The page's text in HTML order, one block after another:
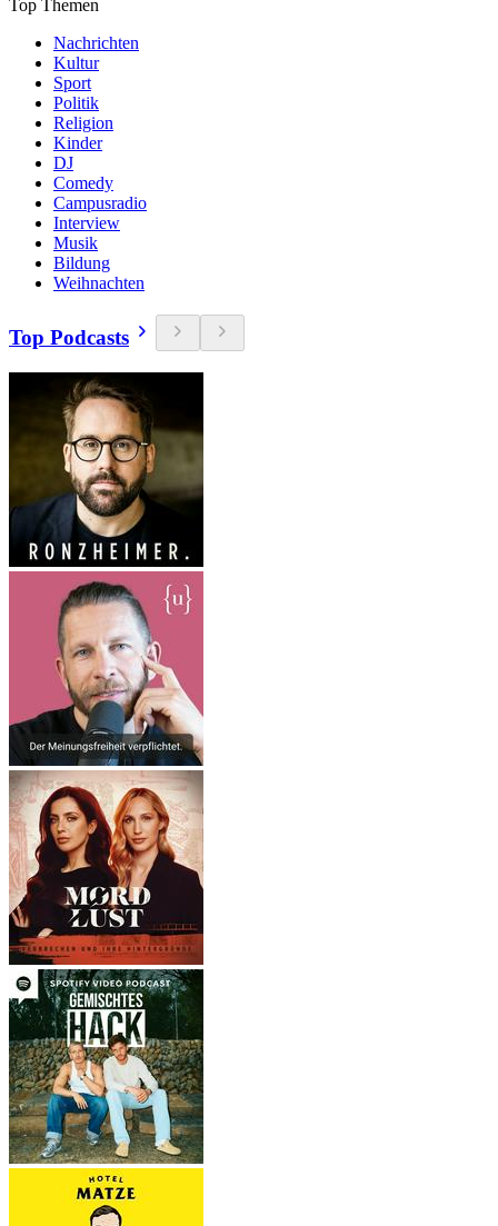
Top Themen
Nachrichten
Kultur
Sport
Politik
Religion
Kinder
DJ
Comedy
Campusradio
Interview
Musik
Bildung
Weihnachten
Top Podcasts